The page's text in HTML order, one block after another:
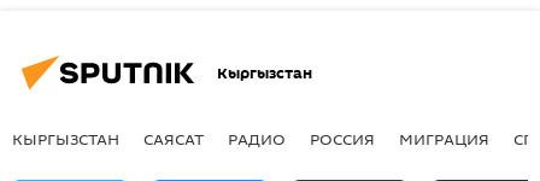
Кыргызстан
КЫРГЫЗСТАН САЯСАТ РАДИО РОССИЯ МИГРАЦИЯ